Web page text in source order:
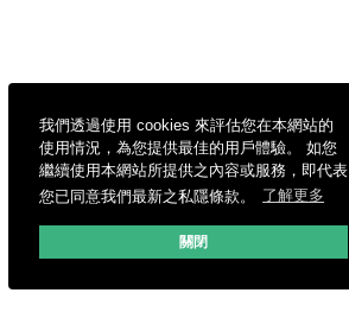
我們透過使用 cookies 來評估您在本網站的
使用情況，為您提供最佳的用戶體驗。 如您
繼續使用本網站所提供之內容或服務，即代表
您已同意我們最新之私隱條款。
了解更多
關閉